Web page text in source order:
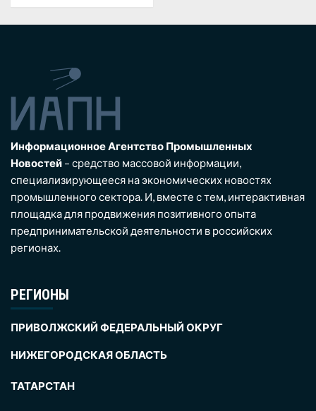
Информационное Агентство Промышленных
Новостей – средство массовой информации,
специализирующееся на экономических новостях
промышленного сектора. И, вместе с тем, интерактивная
площадка для продвижения позитивного опыта
предпринимательской деятельности в российских
регионах.
РЕГИОНЫ
ПРИВОЛЖСКИЙ ФЕДЕРАЛЬНЫЙ ОКРУГ
НИЖЕГОРОДСКАЯ ОБЛАСТЬ
ТАТАРСТАН